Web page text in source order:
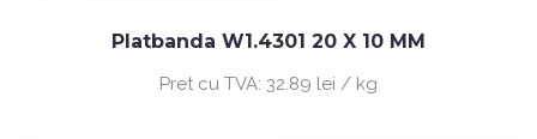
Platbanda W1.4301 20 X 10 MM
Pret cu TVA: 32.89 lei / kg